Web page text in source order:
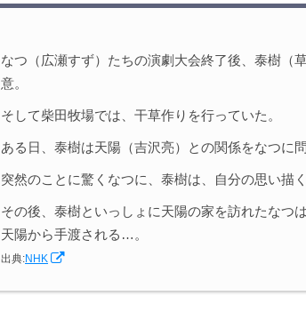
なつ（広瀬すず）たちの演劇大会終了後、泰樹（
意。
そして柴田牧場では、干草作りを行っていた。
ある日、泰樹は天陽（吉沢亮）との関係をなつに問
突然のことに驚くなつに、泰樹は、自分の思い描
その後、泰樹といっしょに天陽の家を訪れたなつ
天陽から手渡される…。
出典:NHK